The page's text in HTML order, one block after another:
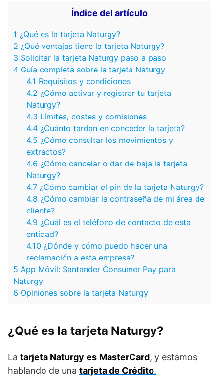
Índice del artículo
1 ¿Qué es la tarjeta Naturgy?
2 ¿Qué ventajas tiene la tarjeta Naturgy?
3 Solicitar la tarjeta Naturgy paso a paso
4 Guía completa sobre la tarjeta Naturgy
4.1 Requisitos y condiciones
4.2 ¿Cómo activar y registrar tu tarjeta
Naturgy?
4.3 Límites, costes y comisiones
4.4 ¿Cuánto tardan en conceder la tarjeta?
4.5 ¿Cómo consultar los movimientos y
extractos?
4.6 ¿Cómo cancelar o dar de baja la tarjeta
Naturgy?
4.7 ¿Cómo cambiar el pin de la tarjeta Naturgy?
4.8 ¿Cómo cambiar la contraseña de mi área de
cliente?
4.9 ¿Cuál es el teléfono de contacto de esta
entidad?
4.10 ¿Dónde y cómo puedo hacer una
reclamación a esta empresa?
5 App Móvil: Santander Consumer Pay para
Naturgy
6 Opiniones sobre la tarjeta Naturgy
¿Qué es la tarjeta Naturgy?
La tarjeta Naturgy es MasterCard, y estamos
hablando de una tarjeta de Crédito.